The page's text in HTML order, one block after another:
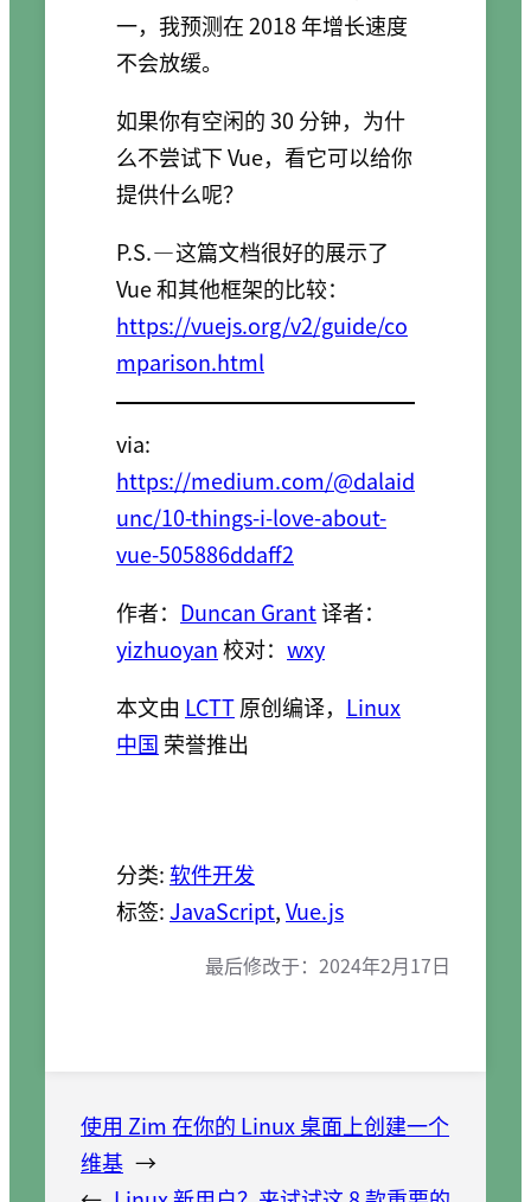
一，我预测在 2018 年增长速度
不会放缓。
如果你有空闲的 30 分钟，为什
么不尝试下 Vue，看它可以给你
提供什么呢？
P.S. — 这篇文档很好的展示了
Vue 和其他框架的比较：
https://vuejs.org/v2/guide/co
mparison.html
via:
https://medium.com/@dalaid
unc/10-things-i-love-about-
vue-505886ddaff2
作者： Duncan Grant译者：
yizhuoyan校对： wxy
本文由 LCTT原创编译， Linux
中国 荣誉推出
分类:软件开发
标签: JavaScript, Vue.js
最后修改于： 2024年2月17日
使用 Zim 在你的 Linux 桌面上创建一个
维基 →